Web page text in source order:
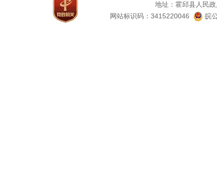
地址：霍邱县人民
网站标识码：3415220046
皖